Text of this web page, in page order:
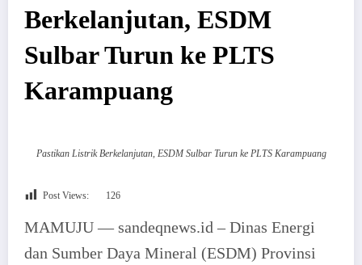
Berkelanjutan, ESDM
Sulbar Turun ke PLTS
Karampuang
Pastikan Listrik Berkelanjutan, ESDM Sulbar Turun ke PLTS Karampuang
Post Views: 126
MAMUJU — sandeqnews.id – Dinas Energi
dan Sumber Daya Mineral (ESDM) Provinsi